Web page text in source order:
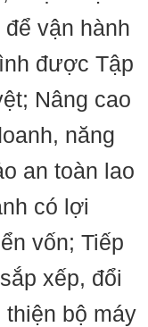
vận hành
được Tập
Nâng cao
năng
an toàn lao
có lợi
vốn; Tiếp
xếp, đổi
bộ máy